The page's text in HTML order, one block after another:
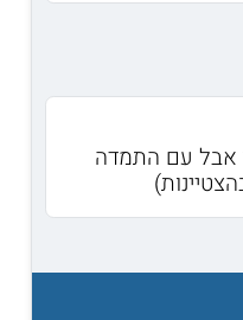
אבל עם התמדה